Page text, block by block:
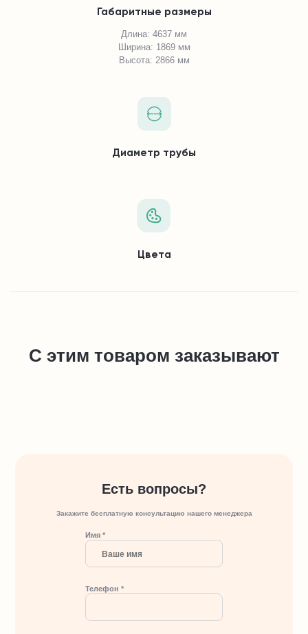
Габаритные размеры
Длина: 4637 мм
Ширина: 1869 мм
Высота: 2866 мм
Диаметр трубы
Цвета
С этим товаром заказывают
Есть вопросы?
Закажите бесплатную консультацию нашего менеджера
Имя *
Телефон *